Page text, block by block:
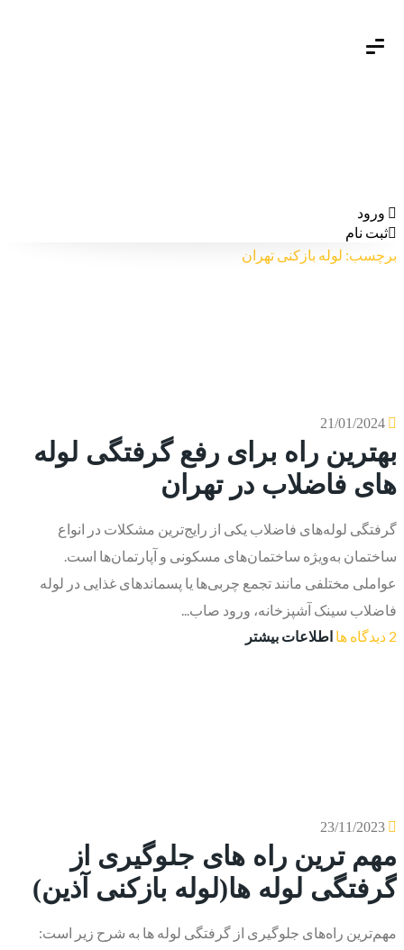
ورود
ثبت نام
برچسب: لوله بازکنی تهران
21/01/2024
بهترین راه برای رفع گرفتگی لوله
های فاضلاب در تهران
گرفتگی لوله‌های فاضلاب یکی از رایج‌ترین مشکلات در انواع
ساختمان به‌ویژه ساختمان‌های مسکونی و آپارتمان‌ها است.
عواملی مختلفی مانند تجمع چربی‌ها یا پسماندهای غذایی در لوله
فاضلاب سینک آشپزخانه، ورود صاب...
2 دیدگاه ها
اطلاعات بیشتر
23/11/2023
مهم ترین راه های جلوگیری از
گرفتگی لوله ها(لوله بازکنی آذین)
مهم‌ترین راه‌های جلوگیری از گرفتگی لوله ها به شرح زیر است: